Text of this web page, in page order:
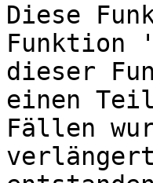
Diese
Funktion
dieser
einen
Fällen